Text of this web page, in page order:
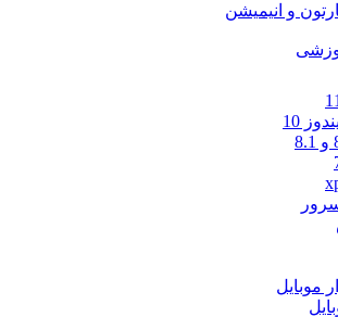
و انیمیشن
10
موبایل